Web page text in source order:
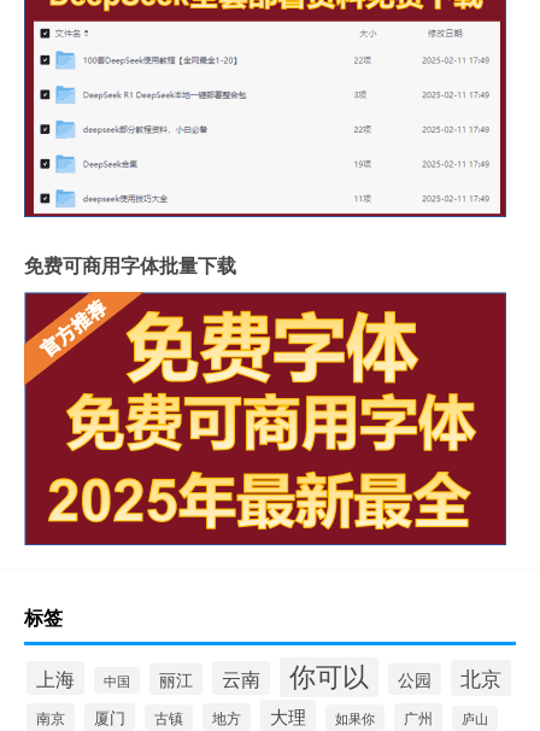
免费可商用字体批量下载
标签
上海 中国 丽江 云南 你可以 公园 北京
南京 厦门 古镇 地方 大理 如果你 广州 庐山